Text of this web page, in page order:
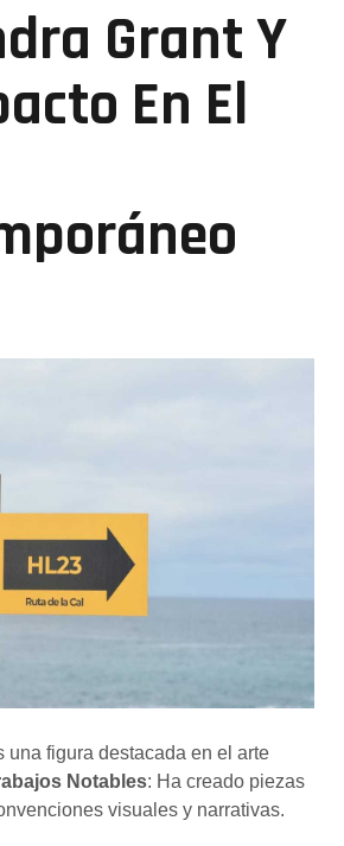
Grant Y
En El
una figura destacada en el arte
Notables: Ha creado piezas
visuales y narrativas.